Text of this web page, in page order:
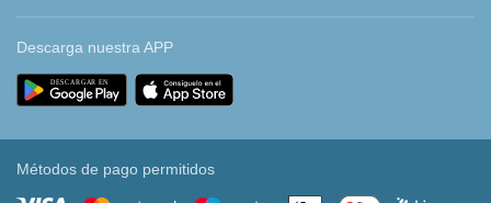
Descarga nuestra APP
Métodos de pago permitidos